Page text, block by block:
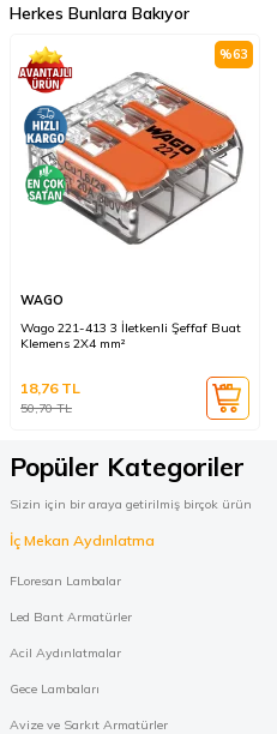
Herkes Bunlara Bakıyor
%63
WAGO
Wago 221-413 3 İletkenli Şeffaf Buat
Klemens 2X4 mm²
50,70TL
18,76TL
Popüler Kategoriler
Sizin için bir araya getirilmiş birçok ürün
İç Mekan Aydınlatma
FLoresan Lambalar
Led Bant Armatürler
Acil Aydınlatmalar
Gece Lambaları
Avize ve Sarkıt Armatürler